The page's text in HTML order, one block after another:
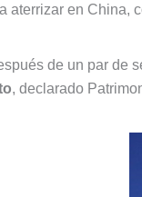
aterrizar en China,
de un par de
, declarado